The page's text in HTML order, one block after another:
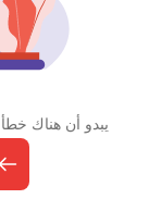
يبدو أن هناك